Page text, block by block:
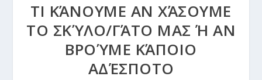
ΤΙ ΚΆΝΟΥΜΕ ΑΝ ΧΆΣΟΥΜΕ
ΤΟ ΣΚΎΛΟ/ΓΆΤΟ ΜΑΣ Ή ΑΝ
ΒΡΟΎΜΕ ΚΆΠΟΙΟ
ΑΔΈΣΠΟΤΟ